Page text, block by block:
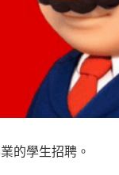
的學生招聘。